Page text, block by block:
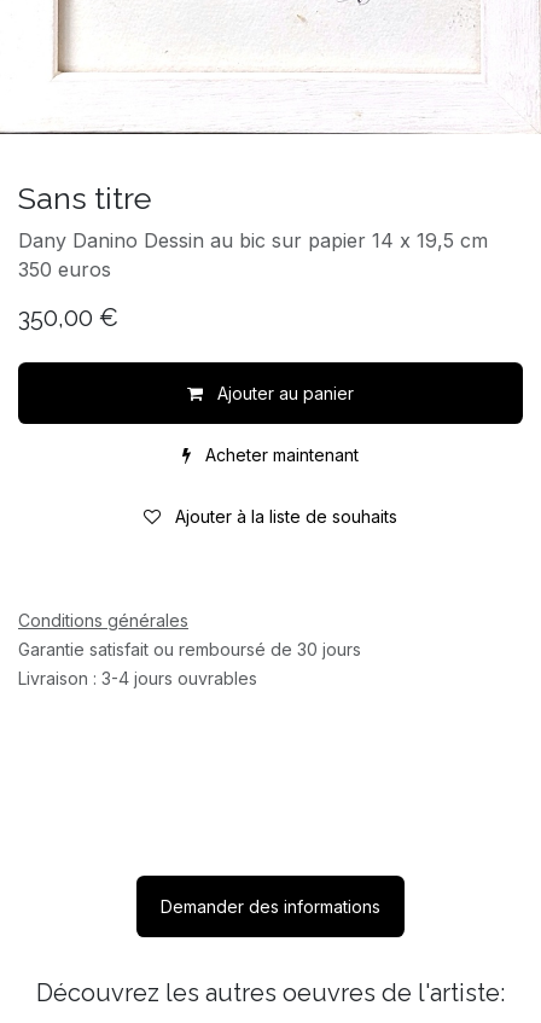
Sans titre
Dany Danino Dessin au bic sur papier 14 x 19,5 cm
350 euros
350,00 €
Ajouter au panier
Acheter maintenant
Ajouter à la liste de souhaits
Conditions générales
Garantie satisfait ou remboursé de 30 jours
Livraison : 3-4 jours ouvrables
Demander des informations
Découvrez les autres oeuvres de l'artiste: